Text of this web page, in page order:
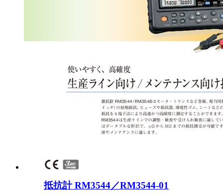
抵抗計 RM3544／RM3544-01